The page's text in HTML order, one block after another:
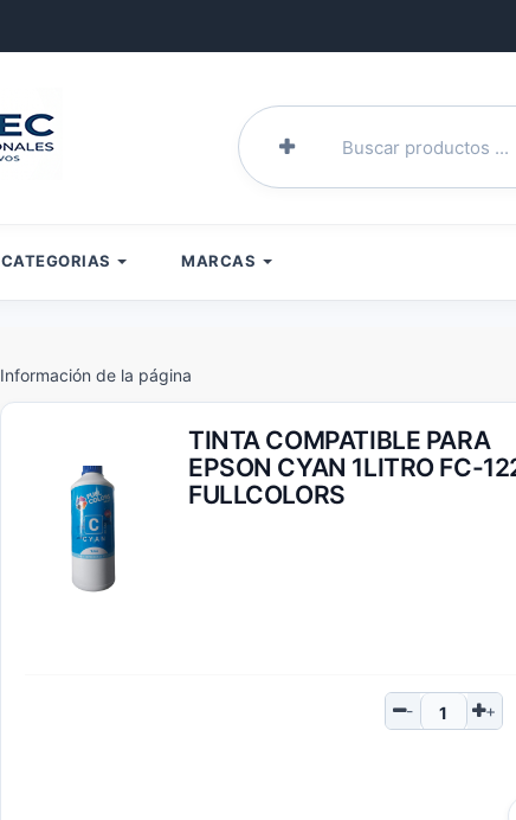
CATEGORIAS MARCAS
Información de la página
TINTA COMPATIBLE PARA
EPSON CYAN 1LITRO FC-
FULLCOLORS